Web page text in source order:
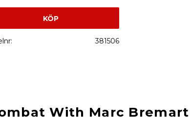
KÖP
381506
With Marc Bremart